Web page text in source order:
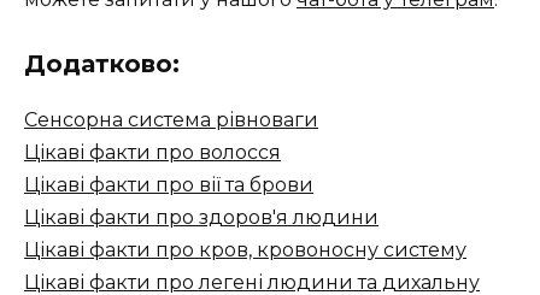
Додатково:
Сенсорна система рівноваги
Цікаві факти про волосся
Цікаві факти про вії та брови
Цікаві факти про здоров'я людини
Цікаві факти про кров, кровоносну систему
Цікаві факти про легені людини та дихальну